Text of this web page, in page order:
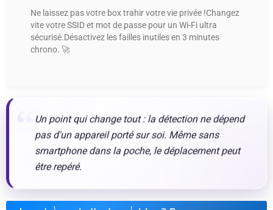
Ne laissez pas votre box trahir votre vie privée !Changez
vite votre SSID et mot de passe pour un Wi-Fi ultra
sécurisé.Désactivez les failles inutiles en 3 minutes
chrono. 🚀
Un point qui change tout : la détection ne dépend
pas d'un appareil porté sur soi. Même sans
smartphone dans la poche, le déplacement peut
être repéré.